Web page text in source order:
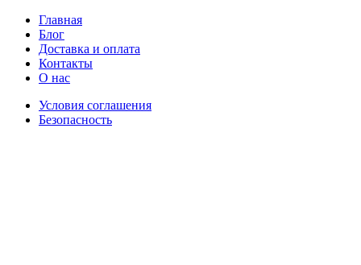
Главная
Блог
Доставка и оплата
Контакты
О нас
Условия соглашения
Безопасность